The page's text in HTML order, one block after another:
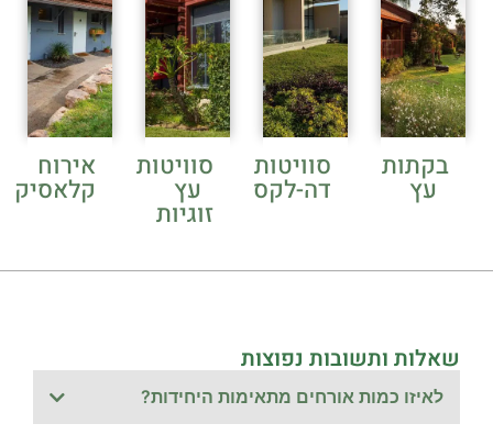
בקתות
עץ
סוויטות
דה-לקס
סוויטות
עץ
זוגיות
אירוח
קלאסיק
שאלות ותשובות נפוצות
לאיזו כמות אורחים מתאימות היחידות?